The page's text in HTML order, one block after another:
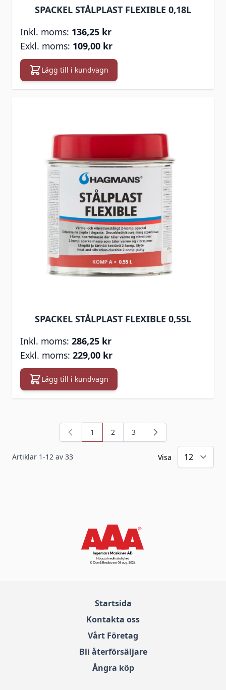
SPACKEL STÅLPLAST FLEXIBLE 0,18L
136,25 kr
109,00 kr
Lägg till i kundvagn
SPACKEL STÅLPLAST FLEXIBLE 0,55L
286,25 kr
229,00 kr
Lägg till i kundvagn
Artiklar 1-12 av 33
You're currently reading page
1 Sida
2 Sida
3
Visa
Startsida
Kontakta oss
Vårt Företag
Bli återförsäljare
Ångra köp